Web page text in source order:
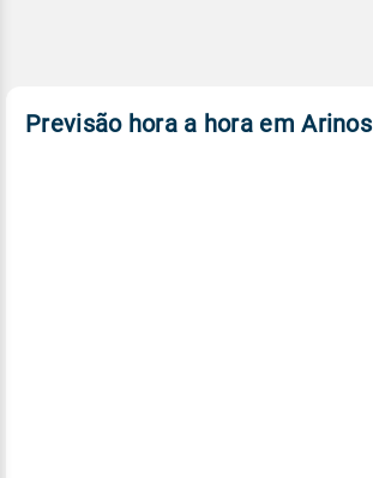
Previsão hora a hora em Arinos